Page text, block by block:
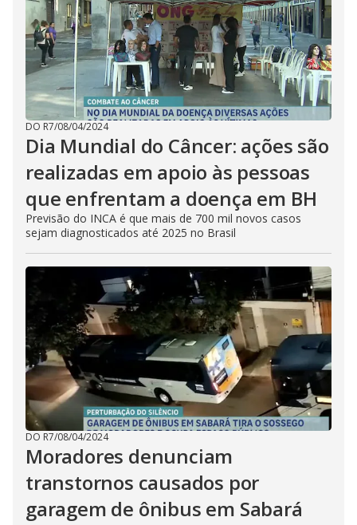
DO R7/08/04/2024
Dia Mundial do Câncer: ações são
realizadas em apoio às pessoas
que enfrentam a doença em BH
Previsão do INCA é que mais de 700 mil novos casos
sejam diagnosticados até 2025 no Brasil
DO R7/08/04/2024
Moradores denunciam
transtornos causados por
garagem de ônibus em Sabará